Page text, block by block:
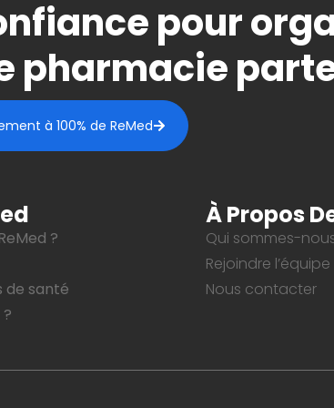
pour
pharmacie
à 100% de ReMed
?
de santé
À Propos
Qui sommes-
Rejoindre l’équipe
Nous contacter